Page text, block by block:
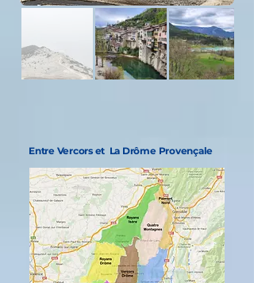
Entre Vercors et La Drôme Provençale